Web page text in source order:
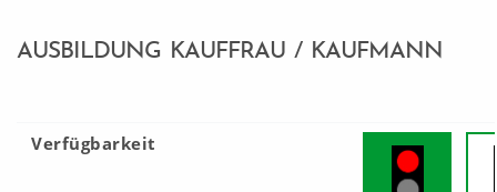
AUSBILDUNG KAUFFRAU / KAUFMANN
Verfügbarkeit